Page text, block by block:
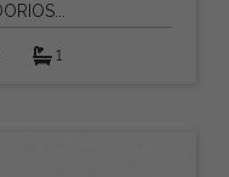
1